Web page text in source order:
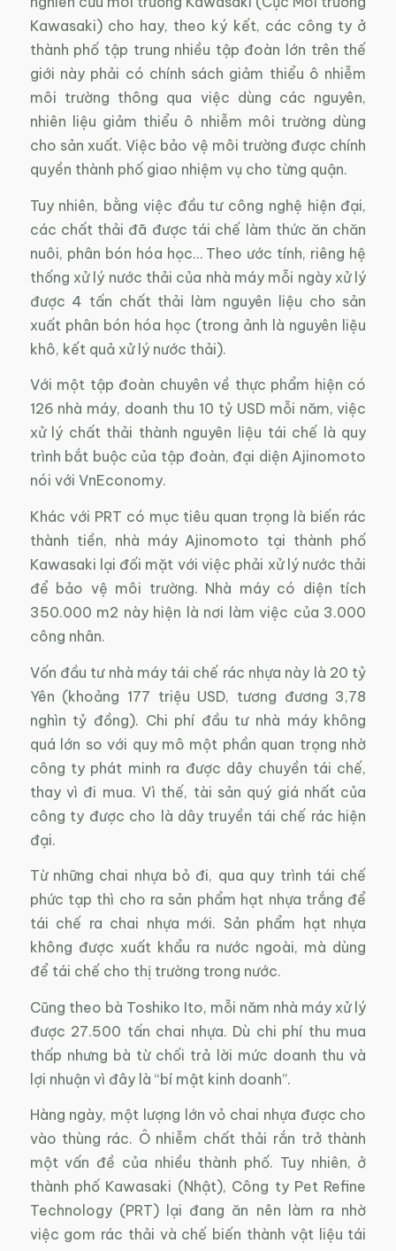
Kawasaki) cho hay, theo ký kết, các công ty ở
thành phố tập trung nhiều tập đoàn lớn trên thế
giới này phải có chính sách giảm thiểu ô nhiễm
môi trường thông qua việc dùng các nguyên,
nhiên liệu giảm thiểu ô nhiễm môi trường dùng
cho sản xuất. Việc bảo vệ môi trường được chính
quyền thành phố giao nhiệm vụ cho từng quận.
Tuy nhiên, bằng việc đầu tư công nghệ hiện đại,
các chất thải đã được tái chế làm thức ăn chăn
nuôi, phân bón hóa học… Theo ước tính, riêng hệ
thống xử lý nước thải của nhà máy mỗi ngày xử lý
được 4 tấn chất thải làm nguyên liệu cho sản
xuất phân bón hóa học (trong ảnh là nguyên liệu
khô, kết quả xử lý nước thải).
Với một tập đoàn chuyên về thực phẩm hiện có
126 nhà máy, doanh thu 10 tỷ USD mỗi năm, việc
xử lý chất thải thành nguyên liệu tái chế là quy
trình bắt buộc của tập đoàn, đại diện Ajinomoto
nói với VnEconomy.
Khác với PRT có mục tiêu quan trọng là biến rác
thành tiền, nhà máy Ajinomoto tại thành phố
Kawasaki lại đối mặt với việc phải xử lý nước thải
để bảo vệ môi trường. Nhà máy có diện tích
350.000 m2 này hiện là nơi làm việc của 3.000
công nhân.
Vốn đầu tư nhà máy tái chế rác nhựa này là 20 tỷ
Yên (khoảng 177 triệu USD, tương đương 3,78
nghìn tỷ đồng). Chi phí đầu tư nhà máy không
quá lớn so với quy mô một phần quan trọng nhờ
công ty phát minh ra được dây chuyền tái chế,
thay vì đi mua. Vì thế, tài sản quý giá nhất của
công ty được cho là dây truyền tái chế rác hiện
đại.
Từ những chai nhựa bỏ đi, qua quy trình tái chế
phức tạp thì cho ra sản phẩm hạt nhựa trắng để
tái chế ra chai nhựa mới. Sản phẩm hạt nhựa
không được xuất khẩu ra nước ngoài, mà dùng
để tái chế cho thị trường trong nước.
Cũng theo bà Toshiko Ito, mỗi năm nhà máy xử lý
được 27.500 tấn chai nhựa. Dù chi phí thu mua
thấp nhưng bà từ chối trả lời mức doanh thu và
lợi nhuận vì đây là “bí mật kinh doanh”.
Hàng ngày, một lượng lớn vỏ chai nhựa được cho
vào thùng rác. Ô nhiễm chất thải rắn trở thành
một vấn đề của nhiều thành phố. Tuy nhiên, ở
thành phố Kawasaki (Nhật), Công ty Pet Refine
Technology (PRT) lại đang ăn nên làm ra nhờ
việc gom rác thải và chế biến thành vật liệu tái